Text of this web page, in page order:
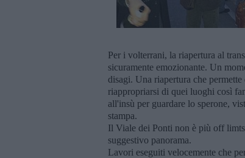
Per i volterrani, la riapertura al
sicuramente emozionante. Un
disagi. Una riapertura che
riappropriarsi di quei luoghi così
all'insù per guardare lo sperone,
stampa.
Il Viale dei Ponti non è più off
suggestivo panorama.
Lavori eseguiti velocemente che